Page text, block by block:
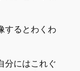
するとわくわ
分にはこれぐ